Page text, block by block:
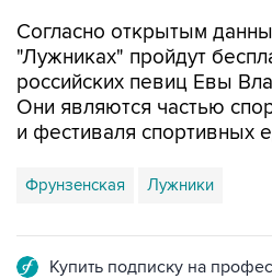
Согласно открытым
"Лужниках" пройдут
российских певиц Евы
Они являются частью
и фестиваля спортивных
Фрунзенская Лужники
Купить подписку на